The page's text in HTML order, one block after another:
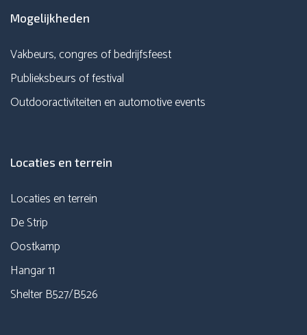
Mogelijkheden
Vakbeurs, congres of bedrijfsfeest
Publieksbeurs of festival
Outdooractiviteiten en automotive events
Locaties en terrein
Locaties en terrein
De Strip
Oostkamp
Hangar 11
Shelter B527/B526